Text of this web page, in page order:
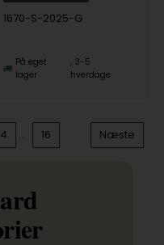
1670-S-2025-G
På eget
lager
3-5
hverdage
4 ... 16 Næste